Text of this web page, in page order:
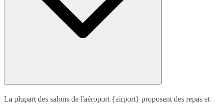
La plupart des salons de l'aéroport {airport} proposent des repas et